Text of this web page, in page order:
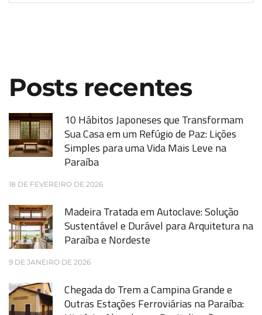
Posts recentes
10 Hábitos Japoneses que Transformam
Sua Casa em um Refúgio de Paz: Lições
Simples para uma Vida Mais Leve na
Paraíba
18 DE FEVEREIRO DE 2026
Madeira Tratada em Autoclave: Solução
Sustentável e Durável para Arquitetura na
Paraíba e Nordeste
9 DE JANEIRO DE 2026
Chegada do Trem a Campina Grande e
Outras Estações Ferroviárias na Paraíba: